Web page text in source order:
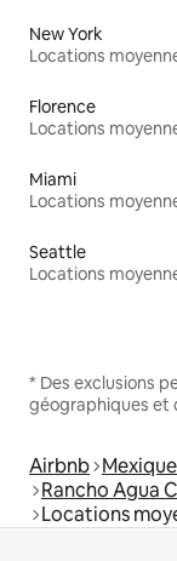
New York
Florence
Miami
Seattle
* Des exclusions
géographiques et
Airbnb Mexique
Rancho Agua
Locations